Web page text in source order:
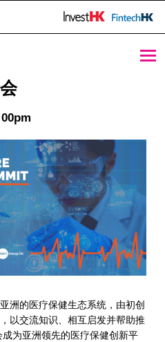
洲的医疗保健生态系统，由初创
以交流知识、相互启发并帮助推
为亚洲领先的医疗保健创新平